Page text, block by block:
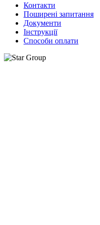
Контакти
Поширені запитання
Документи
Інструкції
Способи оплати